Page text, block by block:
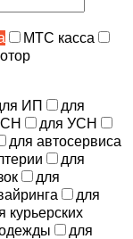
МТС касса
ИП
для
для УСН
для автосервиса
для
для
для
курьерских
для